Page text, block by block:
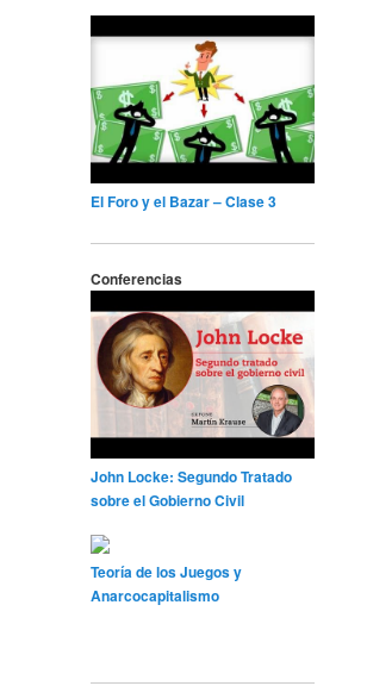
El Foro y el Bazar – Clase 3
Conferencias
John Locke: Segundo Tratado
sobre el Gobierno Civil
Teoría de los Juegos y
Anarcocapitalismo